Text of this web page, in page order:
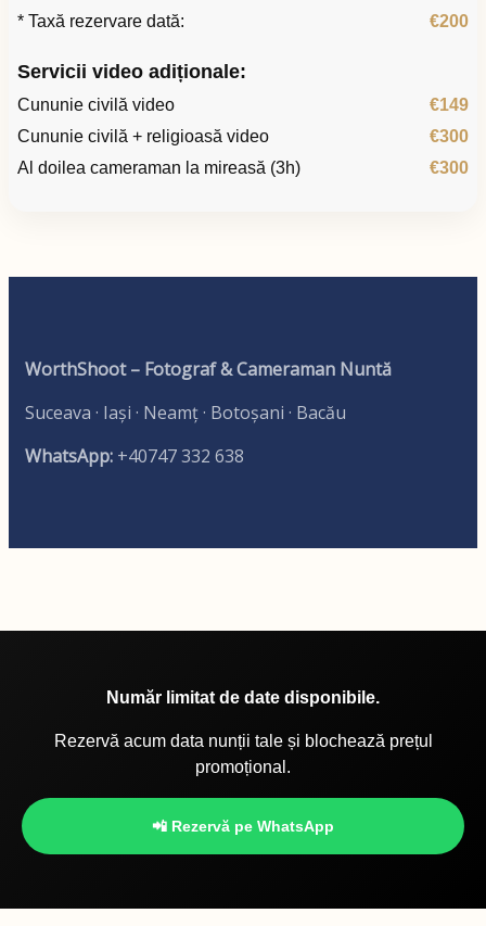
* Taxă rezervare dată: €200
Servicii video adiționale:
Cununie civilă video
€149
Cununie civilă + religioasă video
€300
Al doilea cameraman la mireasă (3h)
€300
WorthShoot – Fotograf & Cameraman Nuntă
Suceava · Iași · Neamț · Botoșani · Bacău
WhatsApp: +40747 332 638
Număr limitat de date disponibile.
Rezervă acum data nunții tale și blochează prețul
promoțional.
📲 Rezervă pe WhatsApp